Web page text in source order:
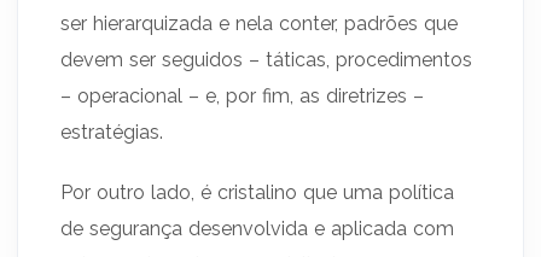
ser hierarquizada e nela conter, padrões que
devem ser seguidos – táticas, procedimentos
– operacional – e, por fim, as diretrizes –
estratégias.
Por outro lado, é cristalino que uma política
de segurança desenvolvida e aplicada com